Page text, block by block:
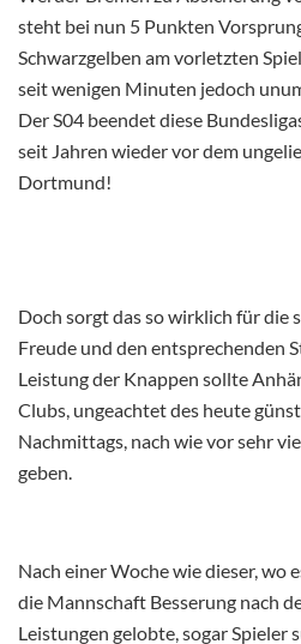
steht bei nun 5 Punkten
Schwarzgelben am vorletzten
seit wenigen Minuten jedoch
Der S04 beendet diese
seit Jahren wieder vor dem
Dortmund!
Doch sorgt das so wirklich für die
Freude und den entsprechenden
Leistung der Knappen sollte
Clubs, ungeachtet des heute
Nachmittags, nach wie vor sehr
geben.
Nach einer Woche wie dieser, wo
die Mannschaft Besserung nach
Leistungen gelobte, sogar Spieler